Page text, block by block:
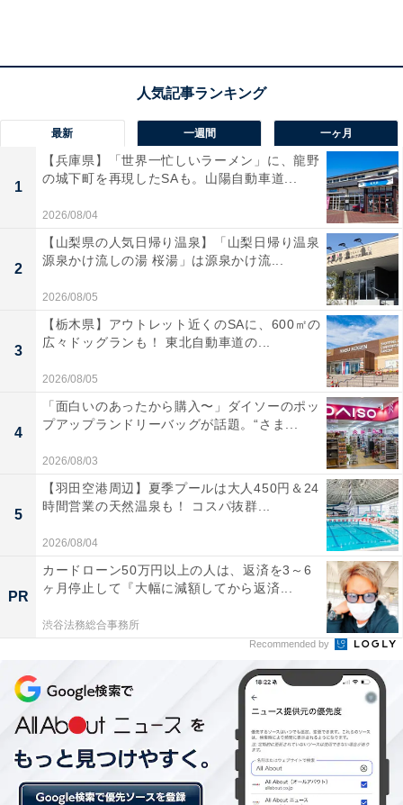
・濃厚白ダブチ
新商品の1つとなる濃厚白ダブチ（単品税込390円、バリ
ューセット税込690円）には、ホワイトチェダーチーズ
と、まろやかな味わいのモントレージャックチーズソー
スを使用。たっぷりとチーズをディップしたような濃厚
でリッチな風味を楽しむことができます。
濃厚白ダブチ
・はみトリチ
はみトリチ（単品税込540円、バリューセット税込840
最新 一週間 一ヶ月
1
【兵庫県】「世界一忙しいラーメン」に、龍野
の城下町を再現したSAも。山陽自動車道...
2026/08/04
2
【山梨県の人気日帰り温泉】「山梨日帰り温泉
源泉かけ流しの湯 桜湯」は源泉かけ流...
2026/08/05
3
【栃木県】アウトレット近くのSAに、600㎡の
広々ドッグランも！ 東北自動車道の...
2026/08/05
4
「面白いのあったから購入〜」ダイソーのポッ
プアップランドリーバッグが話題。“さま...
2026/08/03
5
【羽田空港周辺】夏季プールは大人450円＆24
時間営業の天然温泉も！ コスパ抜群...
2026/08/04
PR
カードローン50万円以上の人は、返済を3～6
ヶ月停止して『大幅に減額してから返済...
渋谷法務総合事務所
Recommended by